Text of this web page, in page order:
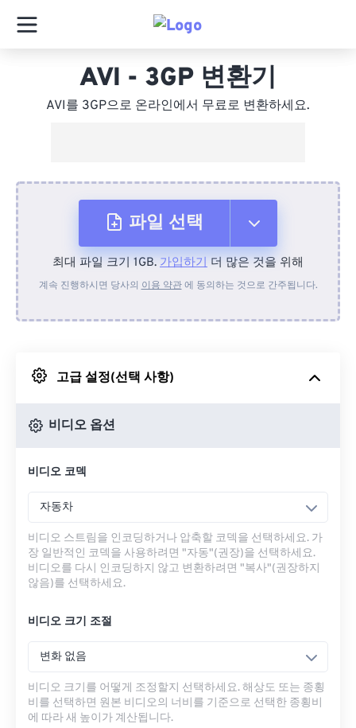
AVI - 3GP 변환기
AVI를 3GP으로 온라인에서 무료로 변환하세요.
파일 선택
장치에서
Google 드라이브에서
최대 파일 크기 1GB. 가입하기 더 많은 것을 위해
계속 진행하시면 당사의 이용 약관에 동의하는 것으로 간주됩니다.
고급 설정(선택 사항)
비디오 옵션
비디오 코덱
자동차
비디오 스트림을 인코딩하거나 압축할 코덱을 선택하세요. 가
장 일반적인 코덱을 사용하려면 "자동"(권장)을 선택하세요.
비디오를 다시 인코딩하지 않고 변환하려면 "복사"(권장하지
않음)를 선택하세요.
비디오 크기 조절
변화 없음
비디오 크기를 어떻게 조정할지 선택하세요. 해상도 또는 종횡
비를 선택하면 원본 비디오의 너비를 기준으로 선택한 종횡비
에 따라 새 높이가 계산됩니다.